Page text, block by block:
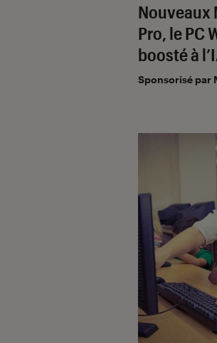
Nouveaux
Pro, le PC
boosté à
Sponsorisé par